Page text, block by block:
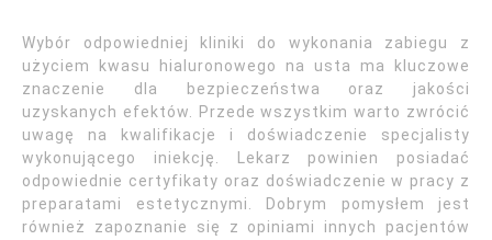
Wybór odpowiedniej kliniki do wykonania zabiegu z
użyciem kwasu hialuronowego na usta ma kluczowe
znaczenie dla bezpieczeństwa oraz jakości
uzyskanych efektów. Przede wszystkim warto zwrócić
uwagę na kwalifikacje i doświadczenie specjalisty
wykonującego iniekcję. Lekarz powinien posiadać
odpowiednie certyfikaty oraz doświadczenie w pracy z
preparatami estetycznymi. Dobrym pomysłem jest
również zapoznanie się z opiniami innych pacjentów